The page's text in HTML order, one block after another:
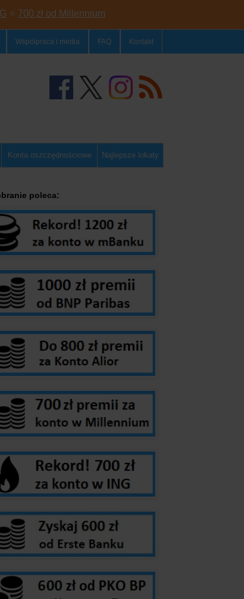
⭐ 700 zł od Millennium
Współpraca i media FAQ Kontakt
Konta oszczędnościowe Najlepsze lokaty
poleca: